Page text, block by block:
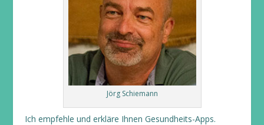
Jörg Schiemann
Ich empfehle und erkläre Ihnen Gesundheits-Apps.